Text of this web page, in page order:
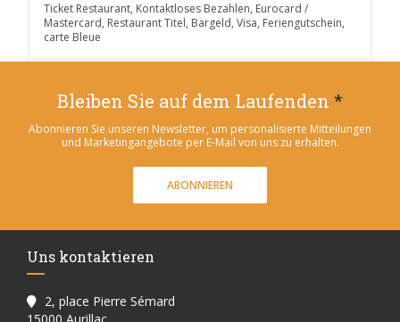
Ticket Restaurant, Kontaktloses Bezahlen, Eurocard /
Mastercard, Restaurant Titel, Bargeld, Visa, Feriengutschein,
carte Bleue
Bleiben Sie auf dem Laufenden *
Abonnieren Sie unseren Newsletter, um personalisierte Mitteilungen
und Marketingangebote per E-Mail von uns zu erhalten.
ABONNIEREN
Uns kontaktieren
2, place Pierre Sémard
((öffnet ein neues Fenster))